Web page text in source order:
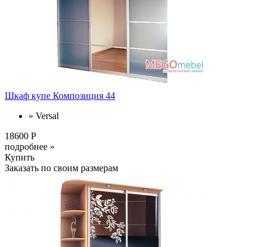
Шкаф купе Композиция 44
» Versal
18600 Р
подробнее »
Купить
Заказать по своим размерам